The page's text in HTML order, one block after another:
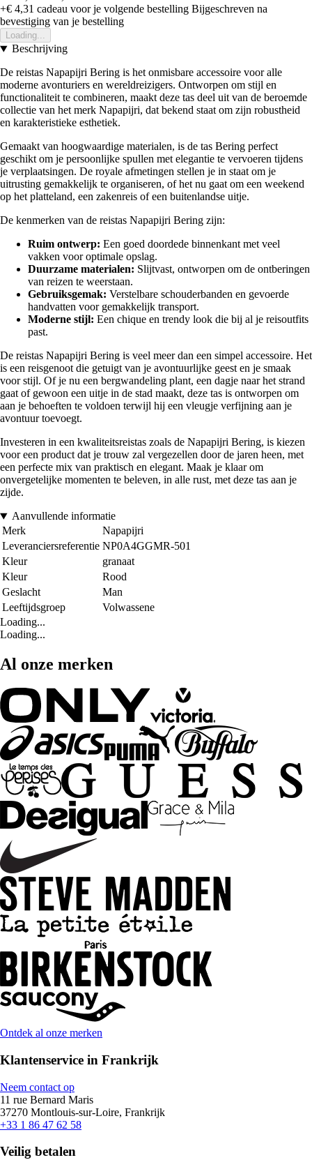
+€ 4,31 cadeau voor je volgende bestelling Bijgeschreven na
bevestiging van je bestelling
Loading...
Beschrijving
De reistas Napapijri Bering is het onmisbare accessoire voor alle
moderne avonturiers en wereldreizigers. Ontworpen om stijl en
functionaliteit te combineren, maakt deze tas deel uit van de beroemde
collectie van het merk Napapijri, dat bekend staat om zijn robustheid
en karakteristieke esthetiek.
Gemaakt van hoogwaardige materialen, is de tas Bering perfect
geschikt om je persoonlijke spullen met elegantie te vervoeren tijdens
je verplaatsingen. De royale afmetingen stellen je in staat om je
uitrusting gemakkelijk te organiseren, of het nu gaat om een weekend
op het platteland, een zakenreis of een buitenlandse uitje.
De kenmerken van de reistas Napapijri Bering zijn:
Ruim ontwerp: Een goed doordede binnenkant met veel
vakken voor optimale opslag.
Duurzame materialen: Slijtvast, ontworpen om de ontberingen
van reizen te weerstaan.
Gebruiksgemak: Verstelbare schouderbanden en gevoerde
handvatten voor gemakkelijk transport.
Moderne stijl: Een chique en trendy look die bij al je reisoutfits
past.
De reistas Napapijri Bering is veel meer dan een simpel accessoire. Het
is een reisgenoot die getuigt van je avontuurlijke geest en je smaak
voor stijl. Of je nu een bergwandeling plant, een dagje naar het strand
gaat of gewoon een uitje in de stad maakt, deze tas is ontworpen om
aan je behoeften te voldoen terwijl hij een vleugje verfijning aan je
avontuur toevoegt.
Investeren in een kwaliteitsreistas zoals de Napapijri Bering, is kiezen
voor een product dat je trouw zal vergezellen door de jaren heen, met
een perfecte mix van praktisch en elegant. Maak je klaar om
onvergetelijke momenten te beleven, in alle rust, met deze tas aan je
zijde.
Aanvullende informatie
Merk
Napapijri
Leveranciersreferentie NP0A4GGMR-501
Kleur
granaat
Kleur
Rood
Geslacht
Man
Leeftijdsgroep
Volwassene
Loading...
Loading...
Al onze merken
Ontdek al onze merken
Klantenservice in Frankrijk
Neem contact op
11 rue Bernard Maris
37270 Montlouis-sur-Loire, Frankrijk
+33 1 86 47 62 58
Veilig betalen